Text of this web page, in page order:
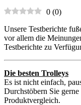
0 (0)
Unsere Testberichte
vor allem die
Testberichte zu
Die besten Trolleys
Es ist nicht einfach,
Durchstöbern Sie
Produktvergleich.